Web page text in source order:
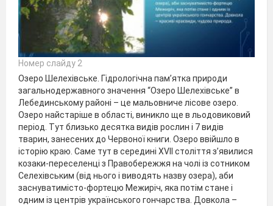
Номер слайду 2
Озеро Шелехівське. Гідрологічна пам’ятка природи
загальнодержавного значення “Озеро Шелехівське” в
Лебединському районі – це мальовниче лісове озеро.
Озеро найстаріше в області, виникло ще в льодовиковий
період. Тут близько десятка видів рослин і 7 видів
тварин, занесених до Червоної книги. Озеро ввійшло в
історію краю. Саме тут в середині XVII століття з’явилися
козаки-переселенці з Правобережжя на чолі із сотником
Селехівським (від нього і виводять назву озера), аби
заснуватимісто-фортецю Межиріч, яка потім стане і
одним із центрів українського гончарства. Довкола –